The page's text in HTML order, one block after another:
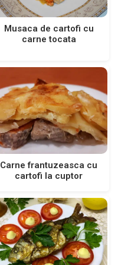
Musaca de cartofi cu
carne tocata
Carne frantuzeasca cu
cartofi la cuptor